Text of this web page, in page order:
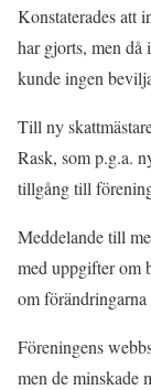
Konstaterades att
har gjorts, men då
kunde ingen
Till ny
Rask, som p.g.a.
tillgång till
Meddelande till
med uppgifter om
om förändringarna
Föreningens
men de minskade